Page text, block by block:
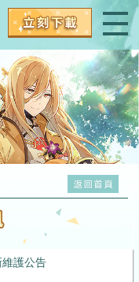
維護公告